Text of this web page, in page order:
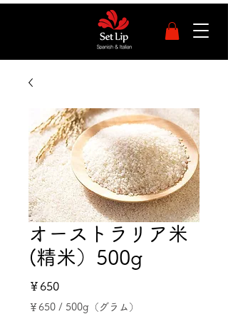
オーストラリア米
(精米）500g
￥650価
格
￥650 / 500g（グラム）